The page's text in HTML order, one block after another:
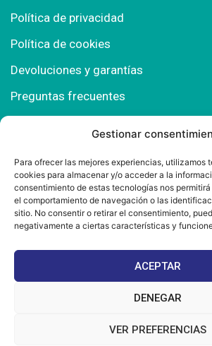
Gestionar
Para ofrecer las mejores experiencias, utilizamos
cookies para almacenar y/o acceder a la
consentimiento de estas tecnologías nos
el comportamiento de navegación o las
sitio. No consentir o retirar el consentimiento,
negativamente a ciertas características y
ACEPTAR
DENEGAR
VER PREFERENCIAS
Política de privacidad
Política de cookies
Devoluciones y garantías
Preguntas frecuentes
Polígono Comercial Urbisur (Cita
Chiclana de la Fra. (Cádiz)
667 457 908
info@mantonesdelsur.com
mantonesdelsur@gmail.com